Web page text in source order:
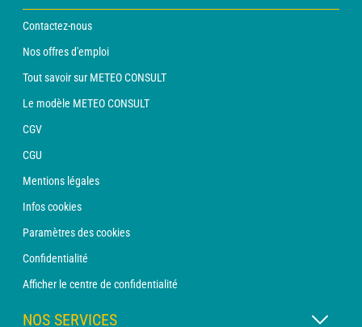
Contactez-nous
Nos offres d'emploi
Tout savoir sur METEO CONSULT
Le modèle METEO CONSULT
CGV
CGU
Mentions légales
Infos cookies
Paramètres des cookies
Confidentialité
Afficher le centre de confidentialité
NOS SERVICES